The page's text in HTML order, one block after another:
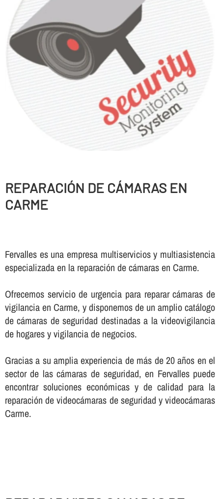
REPARACIÓN DE CÁMARAS EN
CARME
Fervalles es una empresa multiservicios y multiasistencia
especializada en la reparación de cámaras en Carme.
Ofrecemos servicio de urgencia para reparar cámaras de
vigilancia en Carme, y disponemos de un amplio catálogo
de cámaras de seguridad destinadas a la videovigilancia
de hogares y vigilancia de negocios.
Gracias a su amplia experiencia de más de 20 años en el
sector de las cámaras de seguridad, en Fervalles puede
encontrar soluciones económicas y de calidad para la
reparación de videocámaras de seguridad y videocámaras
Carme.